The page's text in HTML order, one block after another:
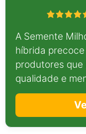
A Semente
híbrida
produtores que
qualidade e